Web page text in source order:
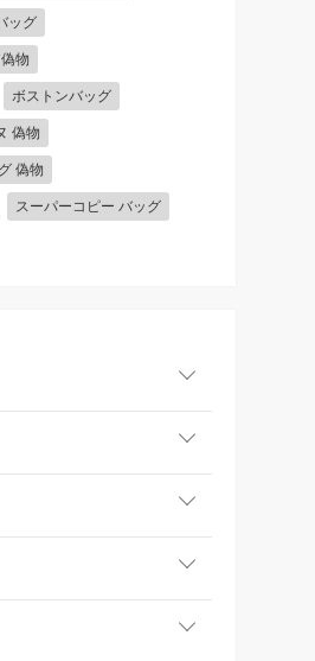
ッグ
物
ボストンバッグ
偽物
偽物
スーパーコピー バッグ